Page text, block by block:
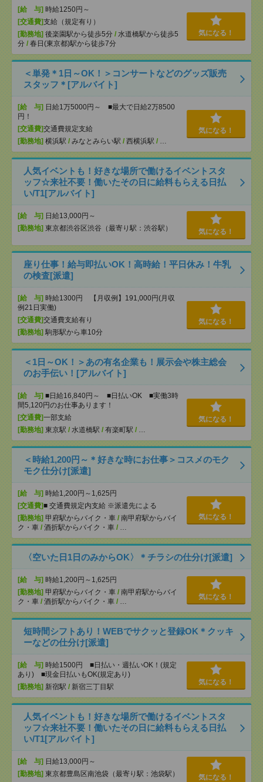
[給 与] 時給1250円～
[交通費]支給（規定有り）
[勤務地] 後楽園駅から徒歩5分 / 水道橋駅から徒歩5
分 / 春日(東京都)駅から徒歩7分
気になる！
＜単発＊1日～OK！＞コンサートなどのグッズ販売
スタッフ＊[アルバイト]
[給 与] 日給1万5000円～ ■最大で日給2万8500
円！
[交通費]交通費規定支給
[勤務地] 横浜駅 / みなとみらい駅 / 西横浜駅 / …
気になる！
人気イベントも！好きな場所で働けるイベントスタ
ッフ☆来社不要！働いたその日に給料もらえる日払
い/T1[アルバイト]
[給 与] 日給13,000円～
[勤務地] 東京都渋谷区渋谷（最寄り駅：渋谷駅） 気になる！
座り仕事！給与即払いOK！高時給！平日休み！牛乳
の検査[派遣]
[給 与] 時給1300円 【月収例】191,000円(月収
例21日実働)
[交通費]交通費支給有り
[勤務地] 駒形駅から車10分
気になる！
＜1日～OK！＞あの有名企業も！展示会や株主総会
のお手伝い！[アルバイト]
[給 与] ■日給16,840円～ ■日払いOK ■実働3時
間5,120円のお仕事あります！
[交通費]一部支給
[勤務地] 東京駅 / 水道橋駅 / 有楽町駅 / …
気になる！
＜時給1,200円～＊好きな時にお仕事＞コスメのモク
モク仕分け[派遣]
[給 与] 時給1,200円～1,625円
[交通費]■ 交通費規定内支給 ※派遣先による
[勤務地] 甲府駅からバイク・車 / 南甲府駅からバイ
ク・車 / 酒折駅からバイク・車 / …
気になる！
〈空いた日1日のみからOK〉＊チラシの仕分け[派遣]
[給 与] 時給1,200円～1,625円
[勤務地] 甲府駅からバイク・車 / 南甲府駅からバイ
ク・車 / 酒折駅からバイク・車 / …
気になる！
短時間シフトあり！WEBでサクッと登録OK＊クッキ
ーなどの仕分け[派遣]
[給 与] 時給1500円 ■日払い・週払いOK！(規定
あり) ■現金日払いもOK(規定あり)
[勤務地] 新宿駅 / 新宿三丁目駅
気になる！
人気イベントも！好きな場所で働けるイベントスタ
ッフ☆来社不要！働いたその日に給料もらえる日払
い/T1[アルバイト]
[給 与] 日給13,000円～
[勤務地] 東京都豊島区南池袋（最寄り駅：池袋駅） 気になる！